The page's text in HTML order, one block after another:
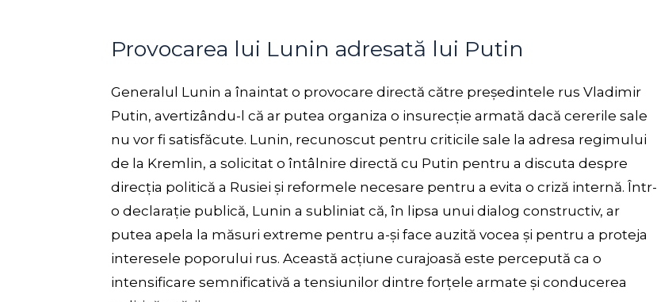
Provocarea lui Lunin adresată lui Putin
Generalul Lunin a înaintat o provocare directă către președintele rus Vladimir
Putin, avertizându-l că ar putea organiza o insurecție armată dacă cererile sale
nu vor fi satisfăcute. Lunin, recunoscut pentru criticile sale la adresa regimului
de la Kremlin, a solicitat o întâlnire directă cu Putin pentru a discuta despre
direcția politică a Rusiei și reformele necesare pentru a evita o criză internă. Într-
o declarație publică, Lunin a subliniat că, în lipsa unui dialog constructiv, ar
putea apela la măsuri extreme pentru a-și face auzită vocea și pentru a proteja
interesele poporului rus. Această acțiune curajoasă este percepută ca o
intensificare semnificativă a tensiunilor dintre forțele armate și conducerea